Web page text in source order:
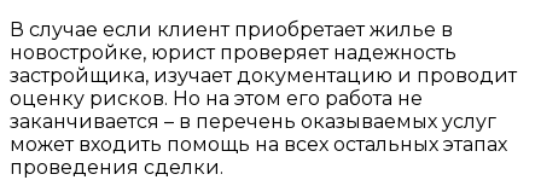
В случае если клиент приобретает жилье в
новостройке, юрист проверяет надежность
застройщика, изучает документацию и проводит
оценку рисков. Но на этом его работа не
заканчивается – в перечень оказываемых услуг
может входить помощь на всех остальных этапах
проведения сделки.